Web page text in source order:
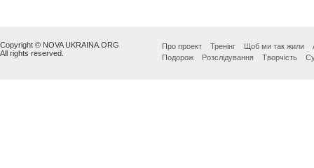
Copyright © NOVA UKRAINA.ORG
All rights reserved.
Про проект Тренінг Щоб ми так жили
Подорож
Розслідування Творчість